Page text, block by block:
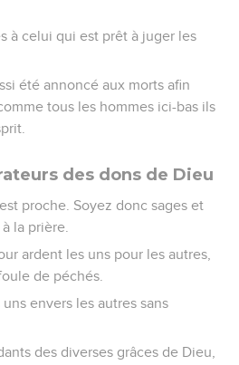
à celui qui est prêt à juger les
été annoncé aux morts afin
tous les hommes ici-bas ils
des dons de Dieu
proche. Soyez donc sages et
la prière.
ardent les uns pour les autres,
de péchés.
envers les autres sans
des diverses grâces de Dieu,